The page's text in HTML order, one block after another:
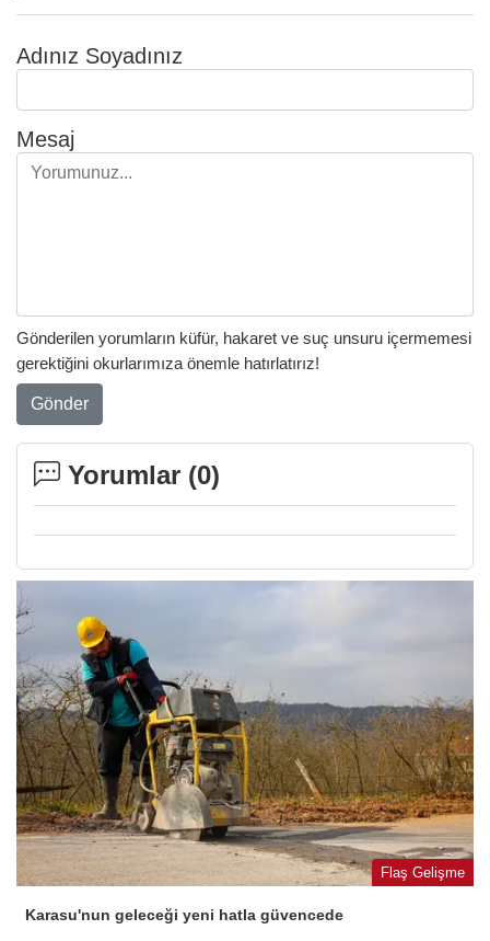
Adınız Soyadınız
Mesaj
Gönderilen yorumların küfür, hakaret ve suç unsuru içermemesi
gerektiğini okurlarımıza önemle hatırlatırız!
Gönder
Yorumlar (0)
Flaş Gelişme
Karasu'nun geleceği yeni hatla güvencede